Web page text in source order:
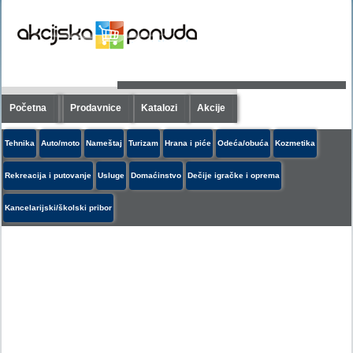
Početna Prodavnice Katalozi Akcije
Tehnika Auto/moto Nameštaj Turizam Hrana i piće Odeća/obuća Kozmetika
Rekreacija i putovanje Usluge Domaćinstvo Dečije igračke i oprema
Kancelarijski/školski pribor